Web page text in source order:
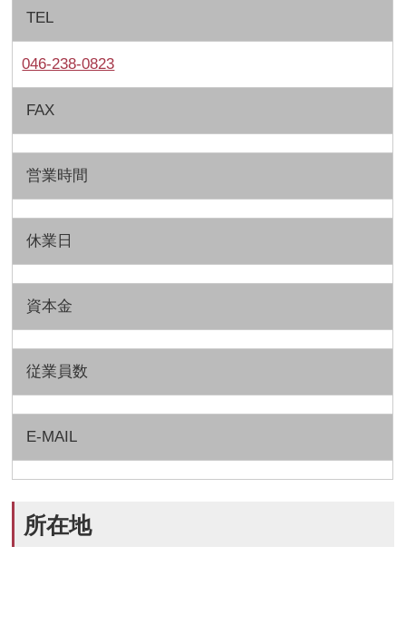
TEL
046-238-0823
FAX
営業時間
休業日
資本金
従業員数
E-MAIL
所在地